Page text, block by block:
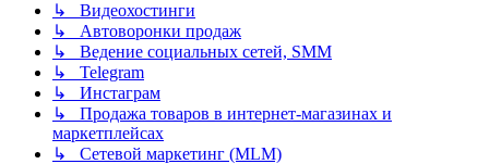
↳ Видеохостинги
↳ Автоворонки продаж
↳ Ведение социальных сетей, SMM
↳ Telegram
↳ Инстаграм
↳ Продажа товаров в интернет-магазинах и
маркетплейсах
↳ Сетевой маркетинг (MLM)